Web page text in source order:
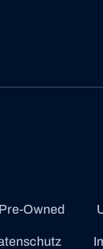
Pre-Owned